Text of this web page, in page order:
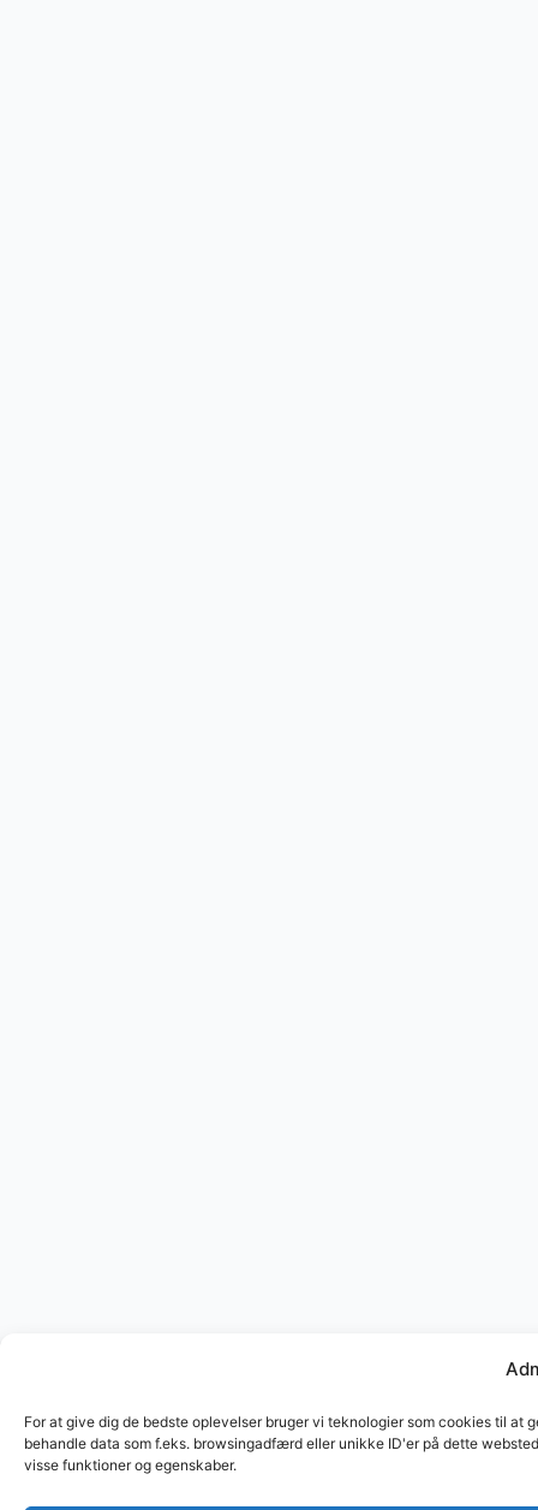
For at give dig de bedste oplevelser bruger vi teknologier som cookies til
behandle data som f.eks. browsingadfærd eller unikke ID'er på dette
visse funktioner og egenskaber.